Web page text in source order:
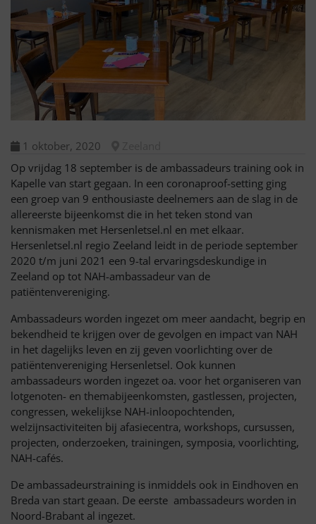
1 oktober, 2020
Op vrijdag 18 september is de ambassadeurs training ook in
Kapelle van start gegaan. In een coronaproof-setting ging
een groep van 9 enthousiaste deelnemers aan de slag in de
allereerste bijeenkomst die in het teken stond van
kennismaken met Hersenletsel.nl en met elkaar.
Hersenletsel.nl regio Zeeland leidt in de periode september
2020 t/m juni 2021 een 9-tal ervaringsdeskundige in
Zeeland op tot NAH-ambassadeur van de
patiëntenvereniging.
Ambassadeurs worden ingezet om meer aandacht, begrip en
bekendheid te krijgen over de gevolgen en impact van NAH
in het dagelijks leven en zij geven voorlichting over de
patiëntenvereniging Hersenletsel. Ook kunnen
ambassadeurs worden ingezet oa. voor het organiseren van
lotgenoten- en themabijeenkomsten, gastlessen, projecten,
congressen, wekelijkse NAH-inloopochtenden,
welzijnsactiviteiten bij afasiecentra, workshops, cursussen,
projecten, onderzoeken, trainingen, symposia, voorlichting,
NAH-cafés.
De ambassadeurstraining is inmiddels ook in Eindhoven en
Breda van start geaan. De eerste ambassadeurs worden in
Noord-Brabant al ingezet.